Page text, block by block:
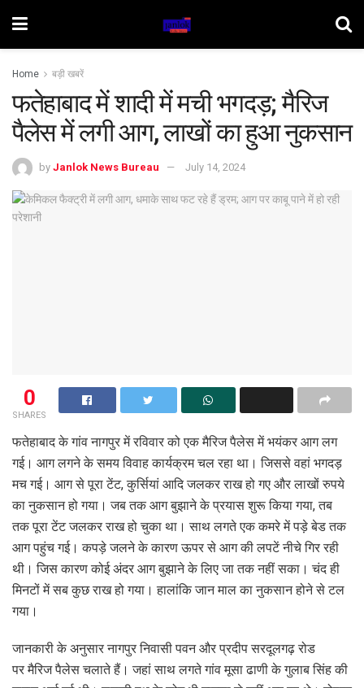
Home बड़ी खबरें
फतेहाबाद में शादी में मची भगदड़; मैरिज
पैलेस में लगी आग, लाखों का हुआ नुकसान
by Janlok News Bureau July 14, 2024
0
SHARES
फतेहाबाद के गांव नागपुर में रविवार को एक मैरिज पैलेस में भयंकर आग लग
गई। आग लगने के समय विवाह कार्यक्रम चल रहा था। जिससे वहां भगदड़
मच गई। आग से पूरा टेंट, कुर्सियां आदि जलकर राख हो गए और लाखों रुपये
का नुकसान हो गया। जब तक आग बुझाने के प्रयास शुरू किया गया, तब
तक पूरा टेंट जलकर राख हो चुका था। साथ लगते एक कमरे में पड़े बेड तक
आग पहुंच गई। कपड़े जलने के कारण ऊपर से आग की लपटें नीचे गिर रही
थी। जिस कारण कोई अंदर आग बुझाने के लिए जा तक नहीं सका। चंद ही
मिनटों में सब कुछ राख हो गया। हालांकि जान माल का नुकसान होने से टल
गया।
जानकारी के अनुसार नागपुर निवासी पवन और प्रदीप सरदूलगढ़ रोड
पर मैरिज पैलेस चलाते हैं। जहां साथ लगते गांव मूसा ढाणी के गुलाब सिंह की